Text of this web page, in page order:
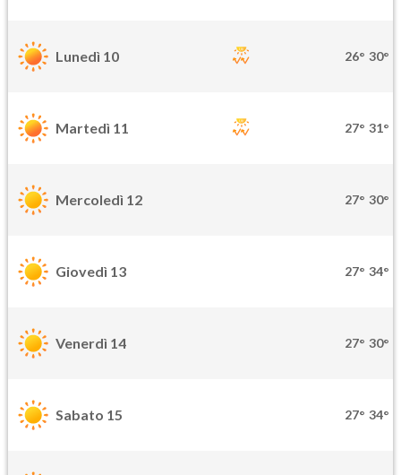
Lunedì 10 26° 30°
Martedì 11 27° 31°
Mercoledì 12 27° 30°
Giovedì 13 27° 34°
Venerdì 14 27° 30°
Sabato 15 27° 34°